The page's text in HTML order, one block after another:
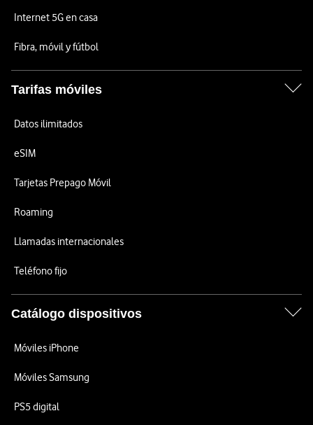
Internet 5G en casa
Fibra, móvil y fútbol
Tarifas móviles
Datos ilimitados
eSIM
Tarjetas Prepago Móvil
Roaming
Llamadas internacionales
Teléfono fijo
Catálogo dispositivos
Móviles iPhone
Móviles Samsung
PS5 digital